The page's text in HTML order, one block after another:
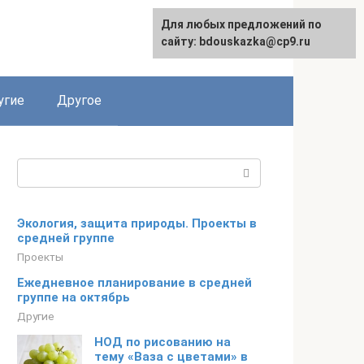
Другое
Экология, защита природы. Проекты в
средней группе
Проекты
Ежедневное планирование в средней
группе на октябрь
Другие
НОД по рисованию на
тему «Ваза с цветами» в
Для любых предложений по
сайту: bdouskazka@cp9.ru